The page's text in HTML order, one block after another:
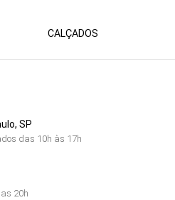
CALÇADOS
SP
das 10h às 17h
20h